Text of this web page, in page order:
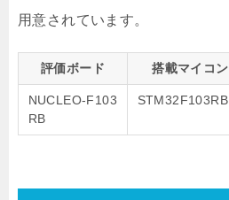
用意されています。
評価ボード 搭載マイコン
NUCLEO-F103
RB
STM32F103RB